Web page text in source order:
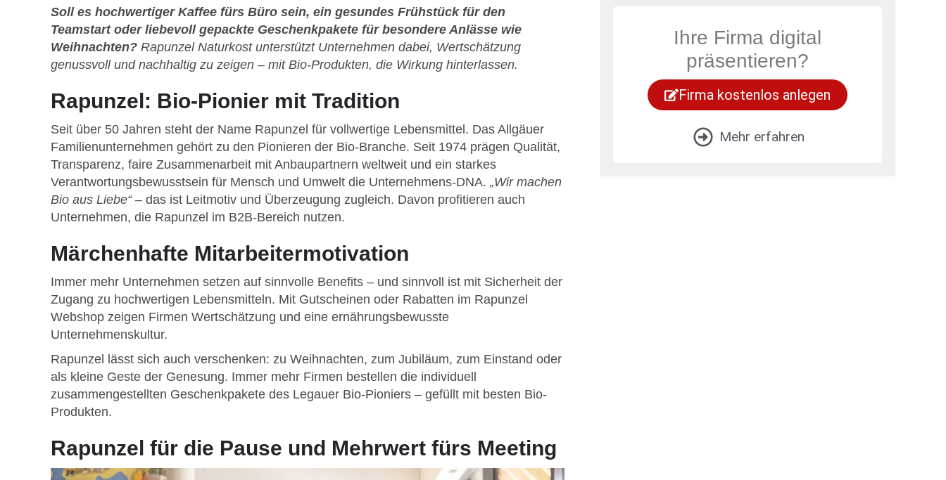
Soll es hochwertiger Kaffee fürs Büro sein, ein gesundes Frühstück für den
Teamstart oder liebevoll gepackte Geschenkpakete für besondere Anlässe wie
Weihnachten? Rapunzel Naturkost unterstützt Unternehmen dabei, Wertschätzung
genussvoll und nachhaltig zu zeigen – mit Bio-Produkten, die Wirkung hinterlassen.
Rapunzel: Bio-Pionier mit Tradition
Seit über 50 Jahren steht der Name Rapunzel für vollwertige Lebensmittel. Das Allgäuer
Familienunternehmen gehört zu den Pionieren der Bio-Branche. Seit 1974 prägen Qualität,
Transparenz, faire Zusammenarbeit mit Anbaupartnern weltweit und ein starkes
Verantwortungsbewusstsein für Mensch und Umwelt die Unternehmens-DNA. „Wir machen
Bio aus Liebe“– das ist Leitmotiv und Überzeugung zugleich. Davon profitieren auch
Unternehmen, die Rapunzel im B2B-Bereich nutzen.
Märchenhafte Mitarbeitermotivation
Immer mehr Unternehmen setzen auf sinnvolle Benefits – und sinnvoll ist mit Sicherheit der
Zugang zu hochwertigen Lebensmitteln. Mit Gutscheinen oder Rabatten im Rapunzel
Webshop zeigen Firmen Wertschätzung und eine ernährungsbewusste
Unternehmenskultur.
Rapunzel lässt sich auch verschenken: zu Weihnachten, zum Jubiläum, zum Einstand oder
als kleine Geste der Genesung. Immer mehr Firmen bestellen die individuell
zusammengestellten Geschenkpakete des Legauer Bio-Pioniers – gefüllt mit besten Bio-
Produkten.
Rapunzel für die Pause und Mehrwert fürs Meeting
Ihre Firma digital
präsentieren?
Firma kostenlos anlegen
Mehr erfahren